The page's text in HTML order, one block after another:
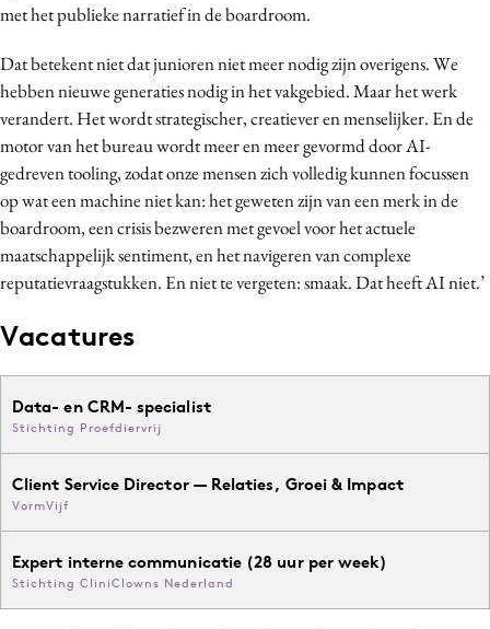
met het publieke narratief in de boardroom.
Dat betekent niet dat junioren niet meer nodig zijn overigens. We
hebben nieuwe generaties nodig in het vakgebied. Maar het werk
verandert. Het wordt strategischer, creatiever en menselijker. En de
motor van het bureau wordt meer en meer gevormd door AI-
gedreven tooling, zodat onze mensen zich volledig kunnen focussen
op wat een machine niet kan: het geweten zijn van een merk in de
boardroom, een crisis bezweren met gevoel voor het actuele
maatschappelijk sentiment, en het navigeren van complexe
reputatievraagstukken. En niet te vergeten: smaak. Dat heeft AI niet.’
Vacatures
Data- en CRM- specialist
Stichting Proefdiervrij
Client Service Director — Relaties, Groei & Impact
VormVijf
Expert interne communicatie (28 uur per week)
Stichting CliniClowns Nederland